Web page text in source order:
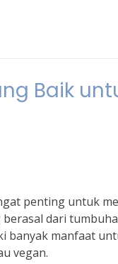
Baik
penting untuk
dari
banyak manfaat
vegan.